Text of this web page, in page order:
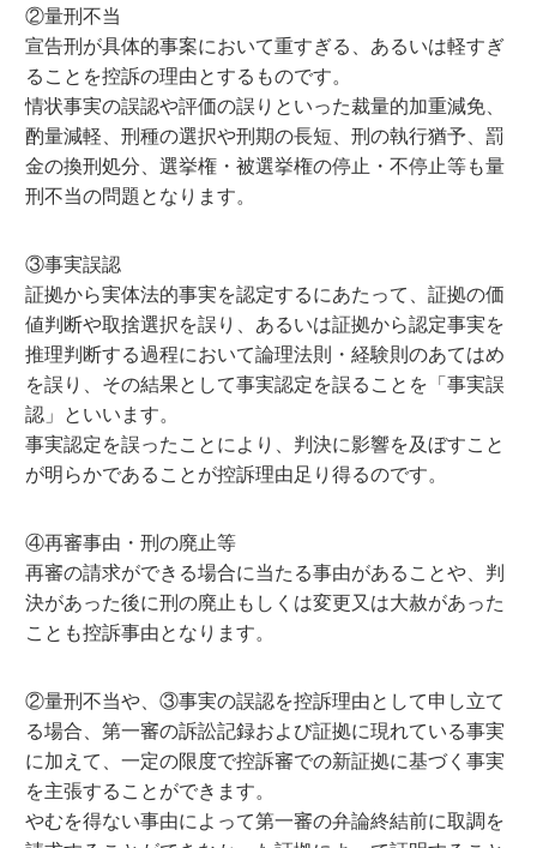
②量刑不当
宣告刑が具体的事案において重すぎる、あるいは軽すぎ
ることを控訴の理由とするものです。
情状事実の誤認や評価の誤りといった裁量的加重減免、
酌量減軽、刑種の選択や刑期の長短、刑の執行猶予、罰
金の換刑処分、選挙権・被選挙権の停止・不停止等も量
刑不当の問題となります。
③事実誤認
証拠から実体法的事実を認定するにあたって、証拠の価
値判断や取捨選択を誤り、あるいは証拠から認定事実を
推理判断する過程において論理法則・経験則のあてはめ
を誤り、その結果として事実認定を誤ることを「事実誤
認」といいます。
事実認定を誤ったことにより、判決に影響を及ぼすこと
が明らかであることが控訴理由足り得るのです。
④再審事由・刑の廃止等
再審の請求ができる場合に当たる事由があることや、判
決があった後に刑の廃止もしくは変更又は大赦があった
ことも控訴事由となります。
②量刑不当や、③事実の誤認を控訴理由として申し立て
る場合、第一審の訴訟記録および証拠に現れている事実
に加えて、一定の限度で控訴審での新証拠に基づく事実
を主張することができます。
やむを得ない事由によって第一審の弁論終結前に取調を